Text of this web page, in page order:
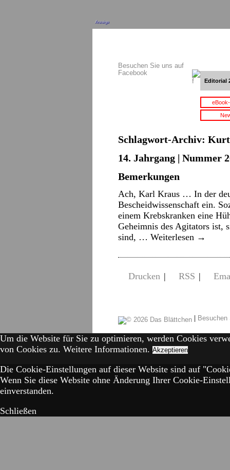
Anzeige
Besuchen Sie uns auf
Facebook
Editorial
Schlagwort-Archiv:
14. Jahrgang | Nummer
Bemerkungen
Ach, Karl Kraus … In der
Bescheidwissenschaft ein.
einem Krebskranken eine
Geheimnis des Agitators ist,
sind, … Weiterlesen →
Drucken | RSS |
|
Um die Website für Sie zu optimieren, werden Cookies
von Cookies zu. Weitere Informationen. Akzeptieren
Die Cookie-Einstellungen auf dieser Website sind auf
Wenn Sie diese Website ohne Änderung Ihrer Cookie-
einverstanden.
Schließen